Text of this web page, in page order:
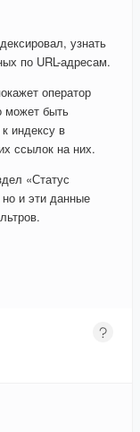
узнать
по URL-адресам.
оператор
может быть
индексу в
ссылок на них.
«Статус
и эти данные